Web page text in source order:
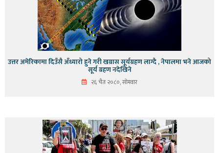
उत्तर अमेरिकामा दिउँसै अँध्यारो हुने गरी खग्रास सूर्यग्रहण लाग्दै , नेपालमा भने आजको
सूर्य ग्रहण नदेखिने
२६ चैत २०८०, सोमवार